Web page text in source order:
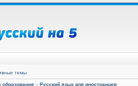
темы
» Русский язык для иностранцев